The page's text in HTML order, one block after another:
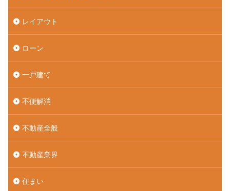
レイアウト
ローン
一戸建て
不便解消
不動産全般
不動産業界
住まい